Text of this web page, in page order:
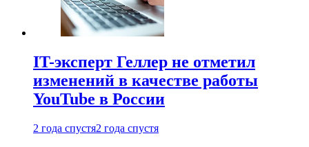
IT-эксперт Геллер не отметил
изменений в качестве работы
YouTube в России
2 года спустя2 года спустя